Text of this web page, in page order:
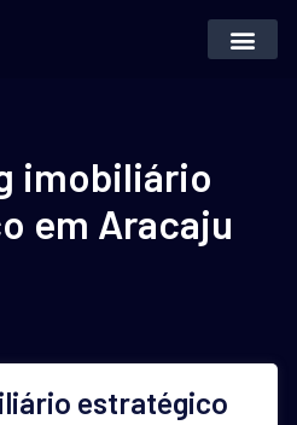
imobiliário
em Aracaju
estratégico